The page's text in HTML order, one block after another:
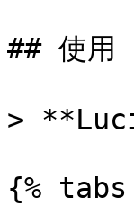
## 使用
>
{% tabs